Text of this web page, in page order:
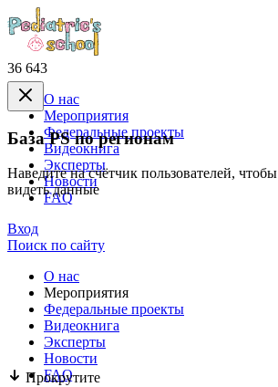
36 643
База PS по регионам
Наведите на счётчик пользователей, чтобы
видеть данные
Прокрутите
О нас
Mероприятия
Федеральные проекты
Видеокнига
Эксперты
Новости
FAQ
Вход
Поиск по сайту
О нас
Mероприятия
Федеральные проекты
Видеокнига
Эксперты
Новости
FAQ